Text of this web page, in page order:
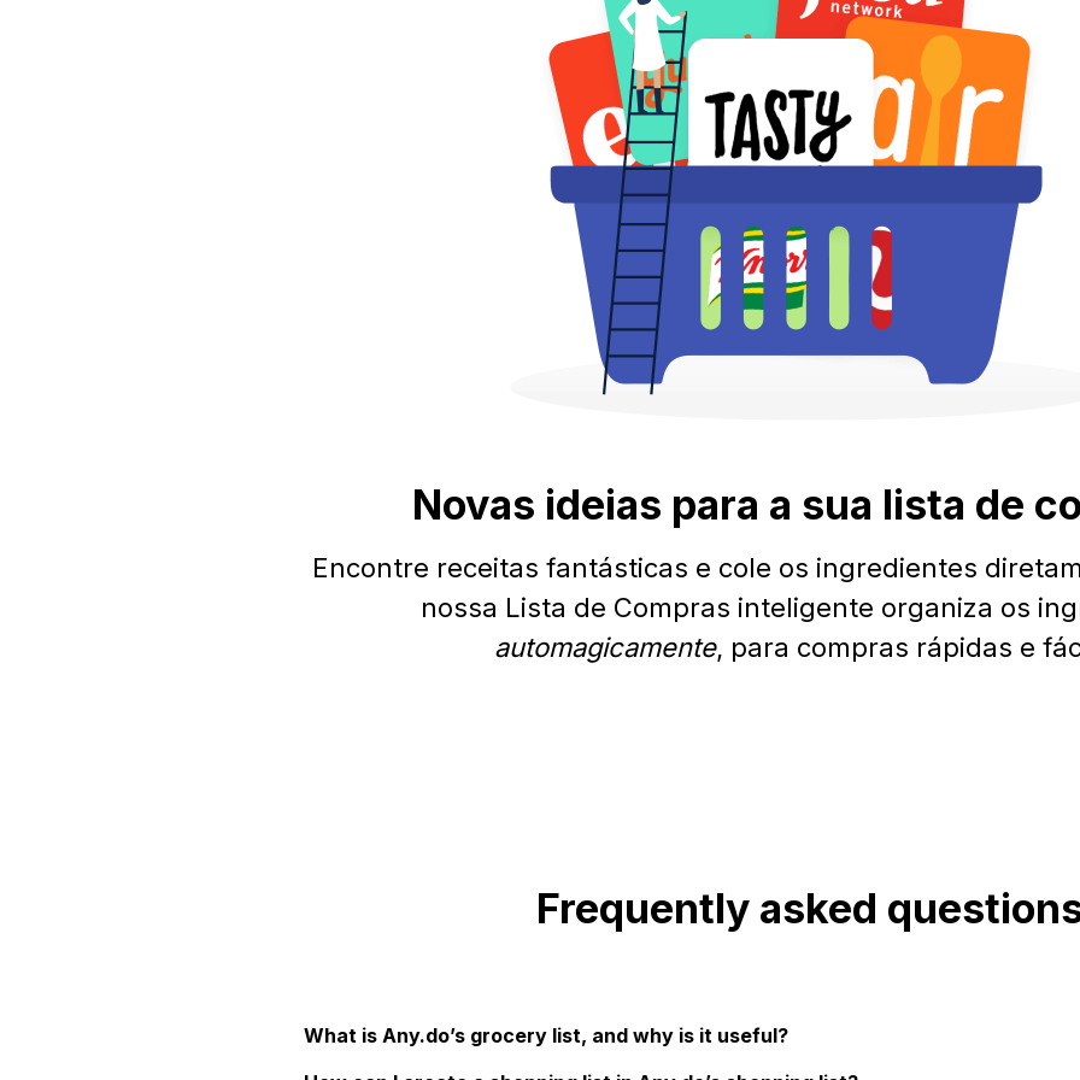
Novas ideias para a sua lista de
Encontre receitas fantásticas e cole os ingredientes
nossa Lista de Compras inteligente organiza os
automagicamente, para compras rápidas e
Frequently asked
What is Any.do’s grocery list, and why is it useful?